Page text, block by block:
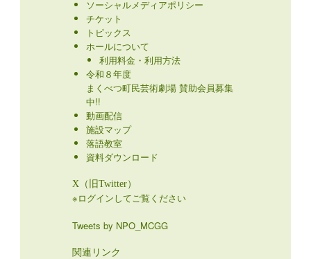
ソーシャルメディアポリシー
チケット
トピックス
ホールについて
利用料金・利用方法
令和８年度
まくべつ町民芸術劇場 賛助会員募集
中!!
動画配信
施設マップ
落語教室
資料ダウンロード
X（旧Twitter）
※ログインしてご覧ください
Tweets by NPO_MCGG
関連リンク